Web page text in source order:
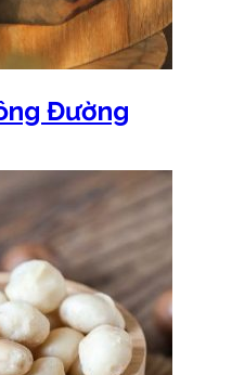
Đường